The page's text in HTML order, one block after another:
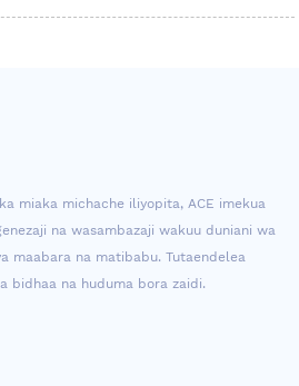
miaka michache iliyopita, ACE imekua
na wasambazaji wakuu duniani wa
maabara na matibabu. Tutaendelea
bidhaa na huduma bora zaidi.